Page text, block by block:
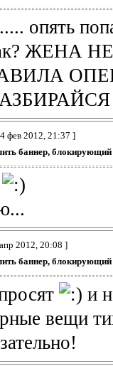
опять
как?
фев 2012, 21:37 ]
баннер,
2012, 20:08 ]
баннер,
и
вещи